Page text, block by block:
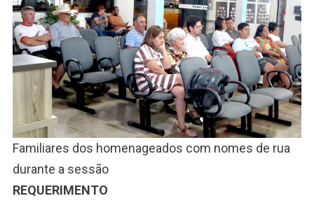
Familiares dos homenageados com nomes de rua
durante a sessão
REQUERIMENTO